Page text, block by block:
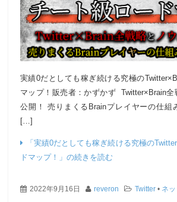
実績0だとしても稼ぎ続ける究極の
マップ！販売者：かずかず Twitter×Brain全
公開！ 売りまくるBrainプレイヤーの仕組
[…]
「実績0だとしても稼ぎ続ける究極の
ドマップ！」の続きを読む
2022年9月16日 reveron Twitter • ネ